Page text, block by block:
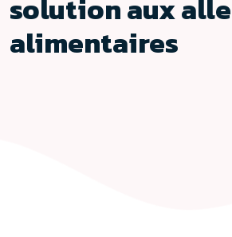
solution aux
alimentaires